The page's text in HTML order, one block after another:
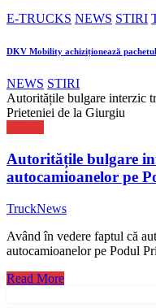
E-TRUCKS NEWS STIRI
DKV Mobility achiziționează
NEWS STIRI
Autoritățile bulgare interzic
Prieteniei de la Giurgiu
Autoritățile bulgare
autocamioanelor pe
TruckNews
Având în vedere faptul că
autocamioanelor pe Podul
Read More